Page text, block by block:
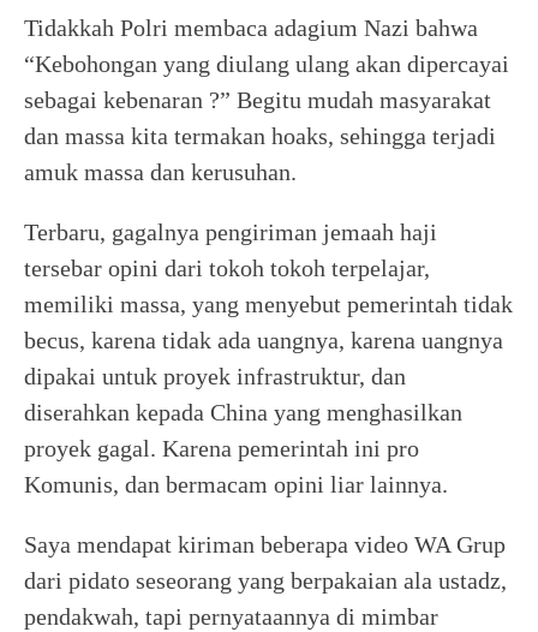
Tidakkah Polri membaca adagium Nazi bahwa
“Kebohongan yang diulang ulang akan dipercayai
sebagai kebenaran ?” Begitu mudah masyarakat
dan massa kita termakan hoaks, sehingga terjadi
amuk massa dan kerusuhan.
Terbaru, gagalnya pengiriman jemaah haji
tersebar opini dari tokoh tokoh terpelajar,
memiliki massa, yang menyebut pemerintah tidak
becus, karena tidak ada uangnya, karena uangnya
dipakai untuk proyek infrastruktur, dan
diserahkan kepada China yang menghasilkan
proyek gagal. Karena pemerintah ini pro
Komunis, dan bermacam opini liar lainnya.
Saya mendapat kiriman beberapa video WA Grup
dari pidato seseorang yang berpakaian ala ustadz,
pendakwah, tapi pernyataannya di mimbar